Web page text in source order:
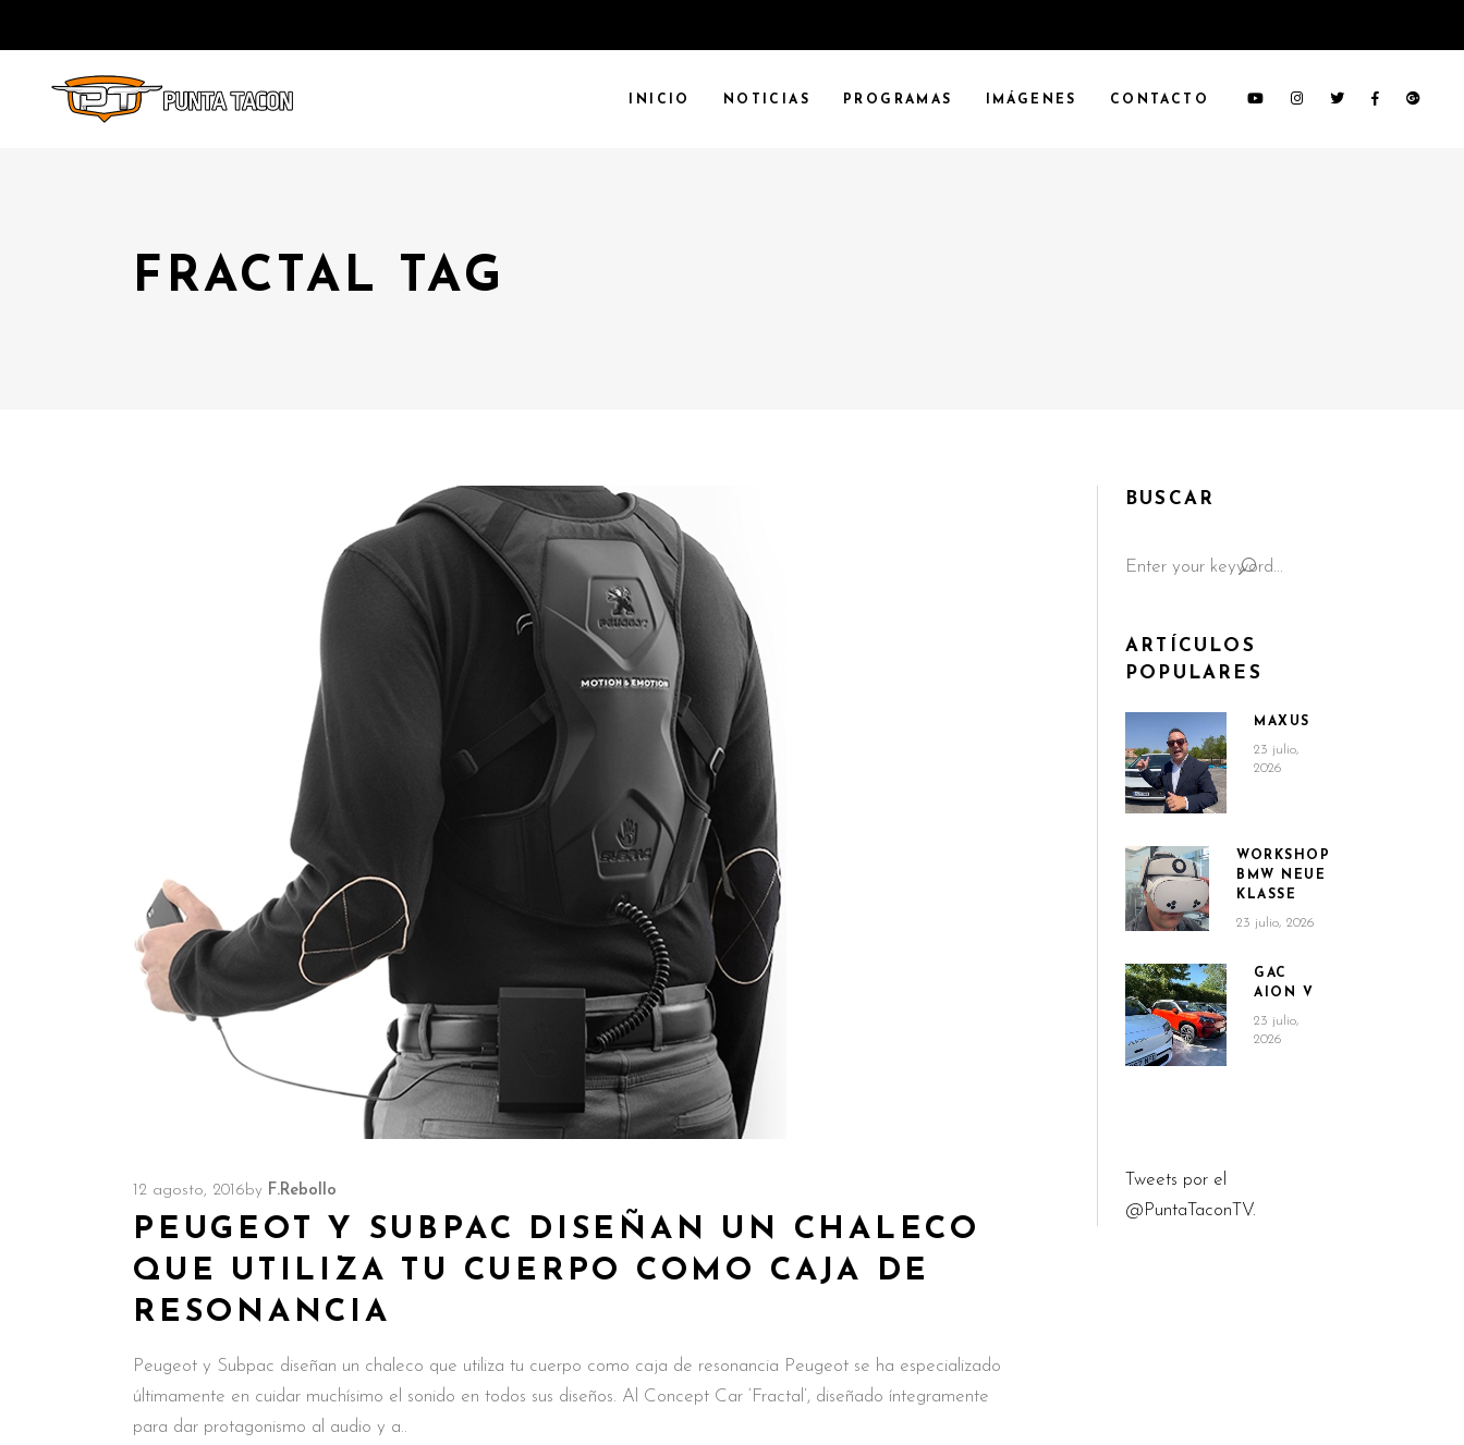
INICIO NOTICIAS PROGRAMAS IMÁGENES CONTACTO
FRACTAL TAG
12 agosto, 2016by F.Rebollo
PEUGEOT Y SUBPAC DISEÑAN UN CHALECO
QUE UTILIZA TU CUERPO COMO CAJA DE
RESONANCIA
Peugeot y Subpac diseñan un chaleco que utiliza tu cuerpo como caja de resonancia Peugeot se ha especializado
últimamente en cuidar muchísimo el sonido en todos sus diseños. Al Concept Car ‘Fractal’, diseñado íntegramente
para dar protagonismo al audio y a
BUSCAR
for:
ARTÍCULOS
POPULARES
MAXUS
23 julio,
2026
WORKSHOP
BMW NEUE
KLASSE
23 julio, 2026
GAC
AION V
23 julio,
2026
Tweets por el
@PuntaTaconTV.